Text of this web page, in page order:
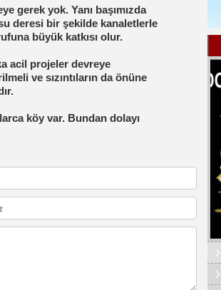
gerek yok. Yanı başımızda
deresi bir şekilde kanaletlerle
büyük katkısı olur.
acil projeler devreye
ve sızıntıların da önüne
köy var. Bundan dolayı